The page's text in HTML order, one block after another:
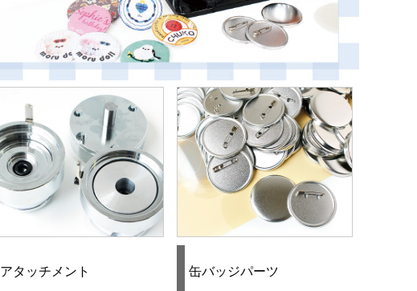
アタッチメント 缶バッジパーツ